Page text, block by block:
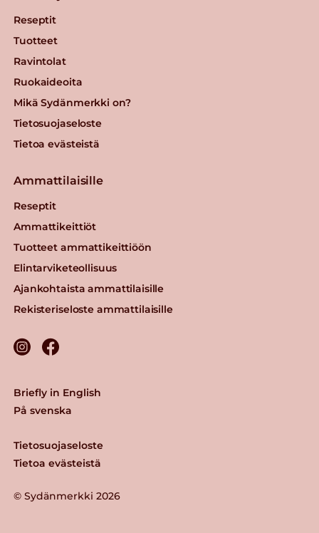
Reseptit
Tuotteet
Ravintolat
Ruokaideoita
Mikä Sydänmerkki on?
Tietosuojaseloste
Tietoa evästeistä
Ammattilaisille
Reseptit
Ammattikeittiöt
Tuotteet ammattikeittiöön
Elintarviketeollisuus
Ajankohtaista ammattilaisille
Rekisteriseloste ammattilaisille
© Sydänmerkki 2026
Tietosuojaseloste
Tietoa evästeistä
Briefly in English
På svenska